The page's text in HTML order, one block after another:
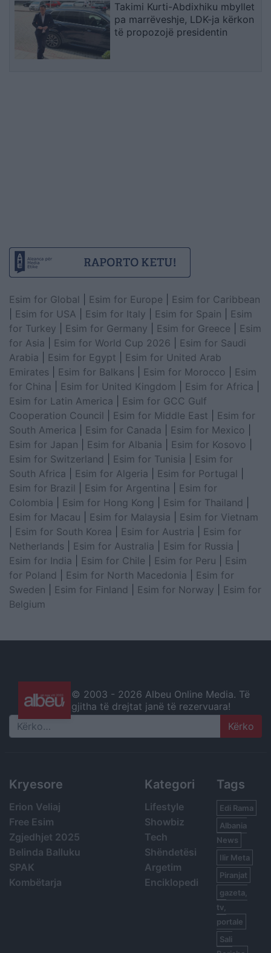
Takimi Kurti-Abdixhiku mbyllet
pa marrëveshje, LDK-ja kërkon
të propozojë presidentin
Esim for Global Esim for Europe
Esim for Caribbean
Esim for USA Esim for Italy Esim for Spain
Esim
for Turkey
Esim for Germany Esim for Greece
Esim
for Asia
Esim for World Cup 2026
Esim for Saudi
Arabia
Esim for Egypt
Esim for United Arab
Emirates
Esim for Balkans Esim for Morocco
Esim
for China
Esim for United Kingdom Esim for Africa
Esim for Latin America
Esim for GCC Gulf
Cooperation Council
Esim for Middle East
Esim for
South America
Esim for Canada Esim for Mexico
Esim for Japan
Esim for Albania Esim for Kosovo
Esim for Switzerland
Esim for Tunisia
Esim for
South Africa
Esim for Algeria Esim for Portugal
Esim for Brazil
Esim for Argentina
Esim for
Colombia
Esim for Hong Kong Esim for Thailand
Esim for Macau
Esim for Malaysia
Esim for Vietnam
Esim for South Korea Esim for Austria
Esim for
Netherlands
Esim for Australia Esim for Russia
Esim for India
Esim for Chile Esim for Peru
Esim
for Poland
Esim for North Macedonia
Esim for
Sweden
Esim for Finland Esim for Norway
Esim for
Belgium
© 2003 - 2026 Albeu Online Media. Të
gjitha të drejtat janë të rezervuara!
Search
Kryesore
Erion Veliaj
Free Esim
Zgjedhjet 2025
Belinda Balluku
SPAK
Kombëtarja
Kategori
Lifestyle
Showbiz
Tech
Shëndetësi
Argetim
Enciklopedi
Tags
Edi Rama
Albania
News
Ilir Meta
Piranjat
gazeta,
tv,
portale
Sali